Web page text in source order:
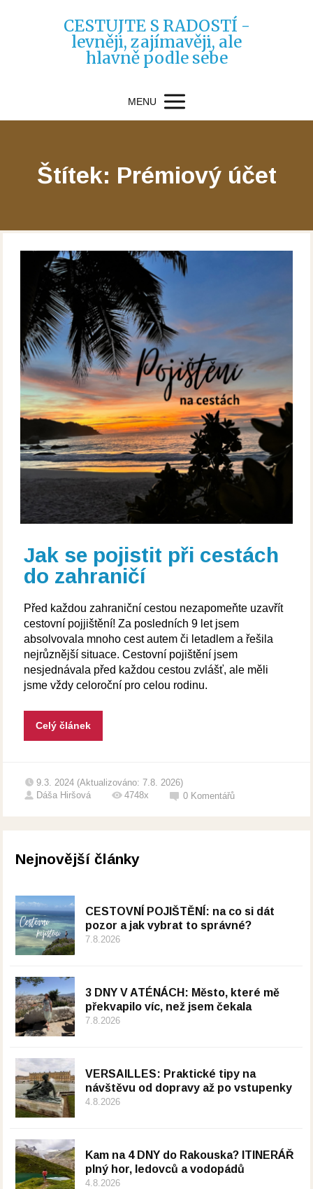
CESTUJTE S RADOSTÍ -
levněji, zajímavěji, ale
hlavně podle sebe
MENU
Štítek: Prémiový účet
Jak se pojistit při cestách
do zahraničí
Před každou zahraniční cestou nezapomeňte uzavřít
cestovní pojjištění! Za posledních 9 let jsem
absolvovala mnoho cest autem či letadlem a řešila
nejrůznější situace. Cestovní pojištění jsem
nesjednávala před každou cestou zvlášť, ale měli
jsme vždy celoroční pro celou rodinu.
Celý článek
9.3. 2024 (Aktualizováno: 7.8. 2026)
Dáša Hiršová
4748x 0 Komentářů
Nejnovější články
CESTOVNÍ POJIŠTĚNÍ: na co si dát
pozor a jak vybrat to správné?
7.8.2026
3 DNY V ATÉNÁCH: Město, které mě
překvapilo víc, než jsem čekala
7.8.2026
VERSAILLES: Praktické tipy na
návštěvu od dopravy až po vstupenky
4.8.2026
Kam na 4 DNY do Rakouska? ITINERÁŘ
plný hor, ledovců a vodopádů
4.8.2026